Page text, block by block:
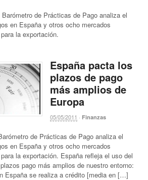
de Prácticas de Pago analiza el
en España y otros ocho mercados
la exportación.
España pacta los
plazos de pago
más amplios de
Europa
05/05/2011 · Finanzas
de Prácticas de Pago analiza el
en España y otros ocho mercados
la exportación. España refleja el uso del
pago más amplios de nuestro entorno:
España se realiza a crédito [media en […]